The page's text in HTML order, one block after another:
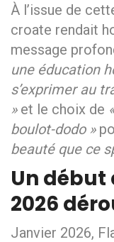
À l’issue de
croate rendait
message
une éducation
s’exprimer au
»et le choix de
boulot-dodo »
beauté que ce
Un début
2026
Janvier 2026,